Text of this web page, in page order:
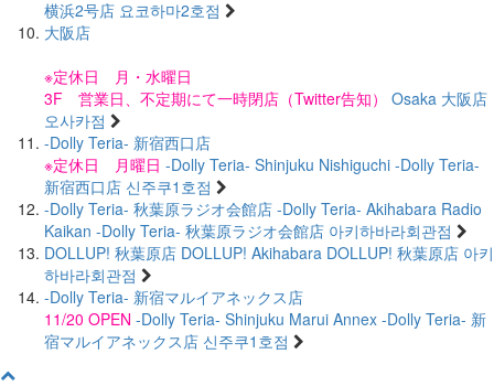
横浜2号店 요코하마2호점
大阪店
※定休日 月・水曜日
3F 営業日、不定期にて一時閉店（Twitter告知）
Osaka 大阪店
오사카점
-Dolly Teria- 新宿西口店
※定休日 月曜日 -Dolly Teria- Shinjuku Nishiguchi -Dolly Teria-
新宿西口店 신주쿠1호점
-Dolly Teria- 秋葉原ラジオ会館店 -Dolly Teria- Akihabara Radio
Kaikan -Dolly Teria- 秋葉原ラジオ会館店 아키하바라회관점
DOLLUP! 秋葉原店 DOLLUP! Akihabara DOLLUP! 秋葉原店 아키
하바라회관점
-Dolly Teria- 新宿マルイアネックス店
11/20 OPEN -Dolly Teria- Shinjuku Marui Annex -Dolly Teria- 新
宿マルイアネックス店 신주쿠1호점